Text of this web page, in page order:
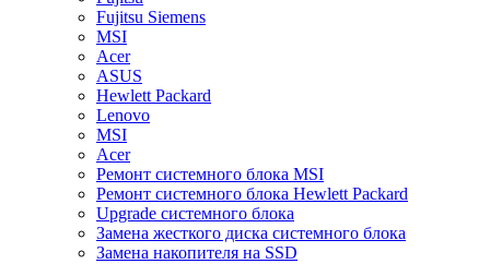
Fujitsu Siemens
MSI
Acer
ASUS
Hewlett Packard
Lenovo
MSI
Acer
Ремонт системного блока MSI
Ремонт системного блока Hewlett Packard
Upgrade системного блока
Замена жесткого диска системного блока
Замена накопителя на SSD